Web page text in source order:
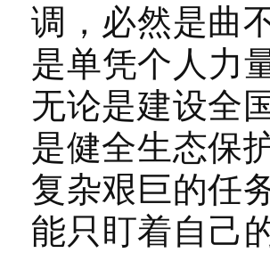
调，必然是曲
是单凭个人力
无论是建设全
是健全生态保
复杂艰巨的任
能只盯着自己